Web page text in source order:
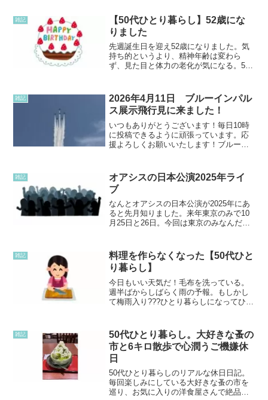
雑記
【50代ひとり暮らし】52歳にな
りました
先週誕生日を迎え52歳になりました。気
持ち的というより、精神年齢は変わら
ず、見た目と体力の老化が気になる。51
免許も・・・と考えていましたが、結構
スピード出すと怖いです...
雑記
2026年4月11日 ブルーインパル
ス展示飛行見に来ました！
いつもありがとうございます！毎日10時
に投稿できるように頑張っています。応
援よろしくお願いいたします！ブルーイ
た。翌日は天気が回復して、展示飛行が
ありました！当日も...
雑記
オアシスの日本公演2025年ライ
ブ
なんとオアシスの日本公演が2025年にあ
ると先月知りました。来年東京のみで10
月25日と26日。今回は東京のみなんだな
な。そう言ってると、オアシスが日本に
来るのが最後なの...
雑記
料理を作らなくなった【50代ひと
り暮らし】
今日もいい天気だ！毛布を洗っている。
週半ばからしばらく雨の予報。もしかし
て梅雨入り???ひとり暮らしになってひと
肉もいろいろ偏らないように作ってい
た。ヒジキやホウレンソ...
雑記
50代ひとり暮らし。大好きな蚤の
市と6キロ散歩で心潤うご機嫌休
日
50代ひとり暮らしのリアルな休日日記。
毎回楽しみにしている大好きな蚤の市を
巡り、お気に入りの洋食屋さんで絶品ス